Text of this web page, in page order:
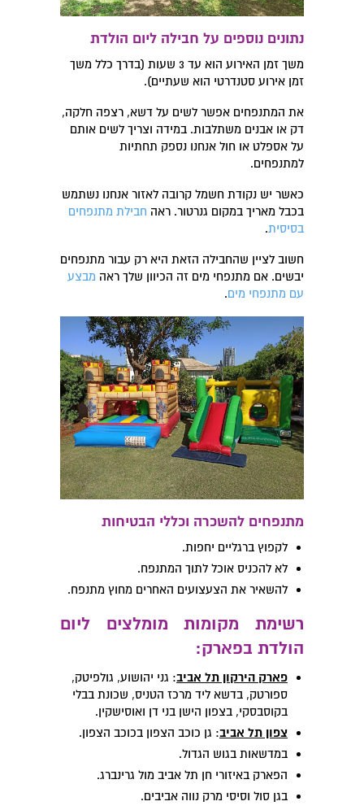
נתונים נוספים על חבילה ליום הולדת
משך זמן האירוע הוא עד 3 שעות (בדרך כלל משך
זמן אירוע סטנדרטי הוא שעתיים).
את המתנפחים אפשר לשים על דשא, רצפה חלקה,
דק או אבנים משתלבות. במידה וצריך לשים אותם
על אספלט או חול אנחנו נספק תחתיות
למתנפחים.
כאשר יש נקודת חשמל קרובה לאזור אנחנו נשתמש
בכבל מאריך במקום גנרטור. ראה חבילת מתנפחים
בסיסית.
חשוב לציין שהחבילה הזאת היא רק עבור מתנפחים
יבשים. אם מתנפחי מים זה הכיוון שלך ראה מבצע
עם מתנפחי מים.
מתנפחים להשכרה וכללי הבטיחות
לקפוץ ברגליים יחפות.
לא להכניס אוכל לתוך המתנפח.
להשאיר את הצעצועים האחרים מחוץ מתנפח.
רשימת מקומות מומלצים ליום
הולדת בפארק:
פארק הירקון תל אביב: גני יהושוע, גולפיטק,
ספורטק, בדשא ליד מרכז הטניס, שכונת בבלי
בקוסבסקי, בצפון הישן בני דן ואוסישקין.
צפון תל אביב: גן כוכב הצפון בכוכב הצפון.
במדשאות בגוש הגדול.
הפארק באיזורי חן תל אביב מול גרינברג.
בגן סול וסיסי מרק נווה אביבים.